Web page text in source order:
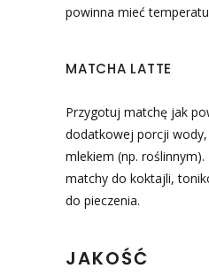
powinna mieć
MATCHA LATTE
Przygotuj matchę jak
dodatkowej porcji
mlekiem (np.
matchy do koktajli,
do pieczenia.
JAKOŚĆ